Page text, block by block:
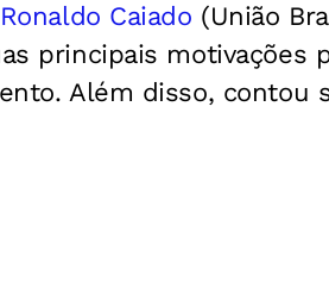
Ronaldo Caiado (União
principais motivações
Além disso, contou